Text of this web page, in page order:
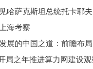
慰问基层干部群众纪实
哈萨克斯坦总统托卡耶夫
海考察
展的中国之道：前瞻布
局之年推进算力网建设观